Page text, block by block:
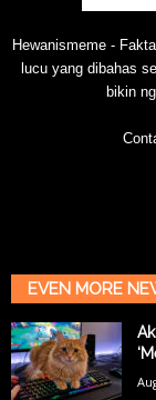
Hewanismeme -
lucu yang dibahas
bikin
EVEN MORE